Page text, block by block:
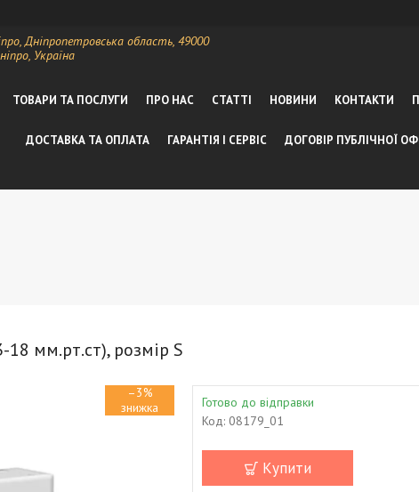
Дніпропетровська область, 49000
Україна
ТОВАРИ ТА ПОСЛУГИ ПРО НАС СТАТТІ НОВИНИ КОНТАКТИ
ДОСТАВКА ТА ОПЛАТА ГАРАНТІЯ І СЕРВІС ДОГОВІР ПУБЛІЧНОЇ
18 мм.рт.ст), розмір S
–3%
Готово до відправки
Код: 08179_01
Купити